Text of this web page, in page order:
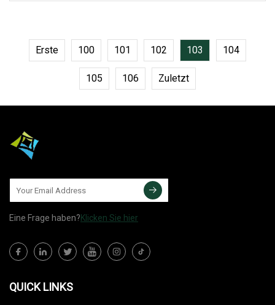
Cola, LIBBEY, ARC, TARGET usw. 3.
Erste 100 101 102 103 104
105 106 Zuletzt
Eine Frage haben?Klicken Sie hier
QUICK LINKS